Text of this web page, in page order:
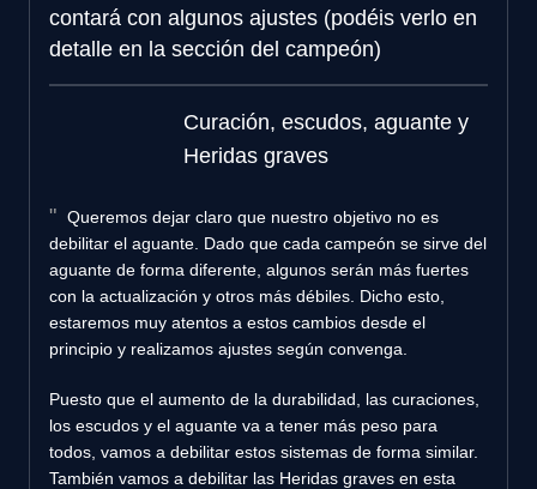
contará con algunos ajustes (podéis verlo en
detalle en la sección del campeón)
Curación, escudos, aguante y
Heridas graves
Queremos dejar claro que nuestro objetivo no es
debilitar el aguante. Dado que cada campeón se sirve del
aguante de forma diferente, algunos serán más fuertes
con la actualización y otros más débiles. Dicho esto,
estaremos muy atentos a estos cambios desde el
principio y realizamos ajustes según convenga.
Puesto que el aumento de la durabilidad, las curaciones,
los escudos y el aguante va a tener más peso para
todos, vamos a debilitar estos sistemas de forma similar.
También vamos a debilitar las Heridas graves en esta